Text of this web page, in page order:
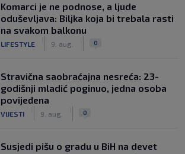
Komarci je ne podnose, a ljude
oduševljava: Biljka koja bi trebala rasti
na svakom balkonu
LIFESTYLE 9. aug. 0
Stravična saobraćajna nesreća: 23-
godišnji mladić poginuo, jedna osoba
povijeđena
VIJESTI 9. aug. 0
Susjedi pišu o gradu u BiH na devet